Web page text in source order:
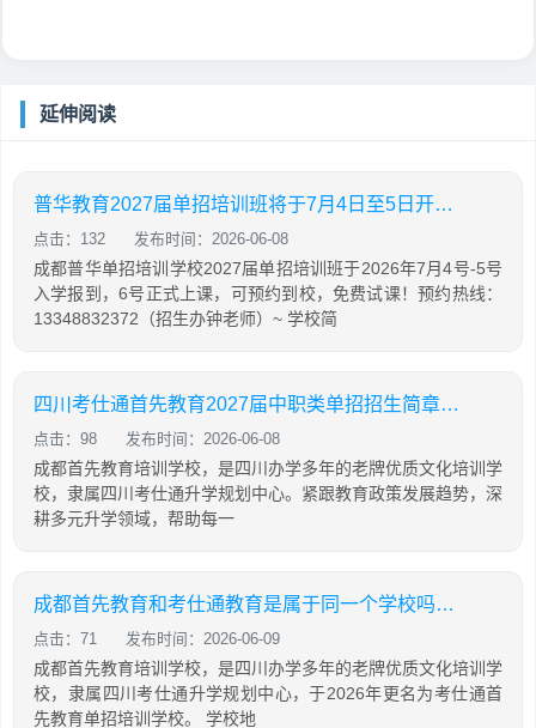
延伸阅读
普华教育2027届单招培训班将于7月4日至5日开班，预约到校，免费试课！
点击：132 发布时间：2026-06-08
成都普华单招培训学校2027届单招培训班于2026年7月4号-5号
入学报到，6号正式上课，可预约到校，免费试课！预约热线：
13348832372（招生办钟老师）~ 学校简
四川考仕通首先教育2027届中职类单招招生简章（语数外+中职专业技能）
点击：98 发布时间：2026-06-08
成都首先教育培训学校，是四川办学多年的老牌优质文化培训学
校，隶属四川考仕通升学规划中心。紧跟教育政策发展趋势，深
耕多元升学领域，帮助每一
成都首先教育和考仕通教育是属于同一个学校吗？两者有什么关系
点击：71 发布时间：2026-06-09
成都首先教育培训学校，是四川办学多年的老牌优质文化培训学
校，隶属四川考仕通升学规划中心，于2026年更名为考仕通首
先教育单招培训学校。 学校地